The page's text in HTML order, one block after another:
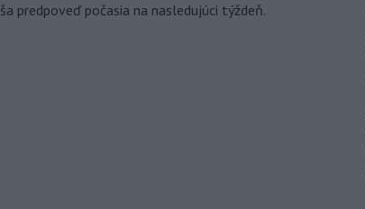
predpoveď počasia na nasledujúci týždeň.